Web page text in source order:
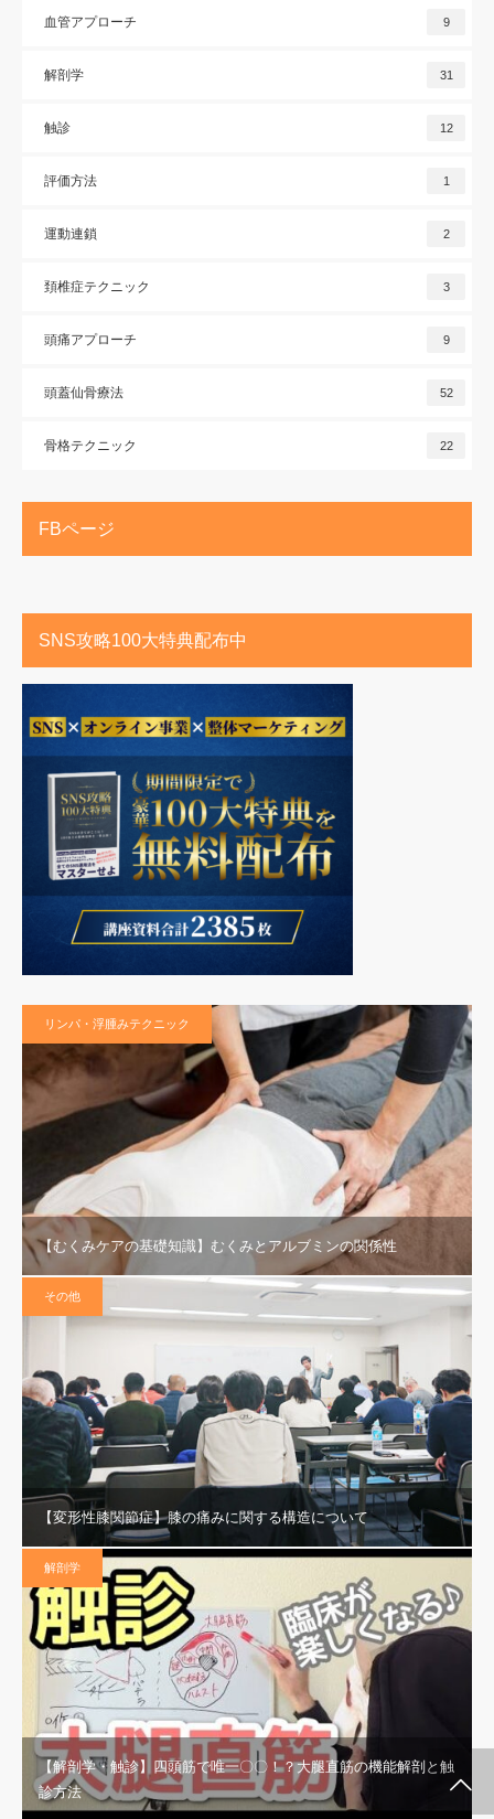
血管アプローチ 9
解剖学 31
触診 12
評価方法 1
運動連鎖 2
頚椎症テクニック 3
頭痛アプローチ 9
頭蓋仙骨療法 52
骨格テクニック 22
FBページ
SNS攻略100大特典配布中
リンパ・浮腫みテクニック
【むくみケアの基礎知識】むくみとアルブミンの関係性
その他
【変形性膝関節症】膝の痛みに関する構造について
解剖学
【解剖学・触診】四頭筋で唯一〇〇！？大腿直筋の機能解剖と触
診方法
施術メルマガ 公式LINE @ 公式YouTube インスタグラム 代表プロフィー
セミナー案内